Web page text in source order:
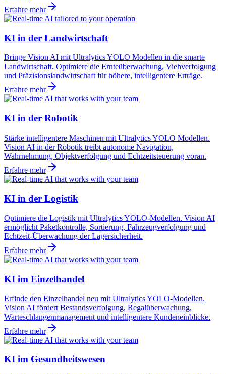
Erfahre mehr
KI in der Landwirtschaft
Bringe Vision AI mit Ultralytics YOLO Modellen in die smarte
Landwirtschaft. Optimiere die Ernteüberwachung, Viehverfolgung
und Präzisionslandwirtschaft für höhere, intelligentere Erträge.
Erfahre mehr
KI in der Robotik
Stärke intelligentere Maschinen mit Ultralytics YOLO Modellen.
Vision AI in der Robotik treibt autonome Navigation,
Wahrnehmung, Objektverfolgung und Echtzeitsteuerung voran.
Erfahre mehr
KI in der Logistik
Optimiere die Logistik mit Ultralytics YOLO-Modellen. Vision AI
ermöglicht Paketkontrolle, Sortierung, Fahrzeugverfolgung und
Echtzeit-Überwachung der Lagersicherheit.
Erfahre mehr
KI im Einzelhandel
Erfinde den Einzelhandel neu mit Ultralytics YOLO-Modellen.
Vision AI fördert Bestandsverfolgung, Regalüberwachung,
Warteschlangenmanagement und intelligentere Kundeneinblicke.
Erfahre mehr
KI im Gesundheitswesen